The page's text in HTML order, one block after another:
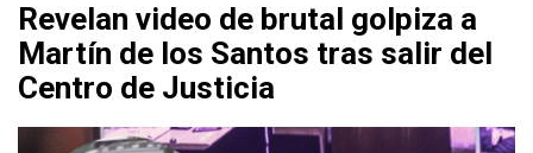
Revelan video de brutal golpiza a
Martín de los Santos tras salir del
Centro de Justicia